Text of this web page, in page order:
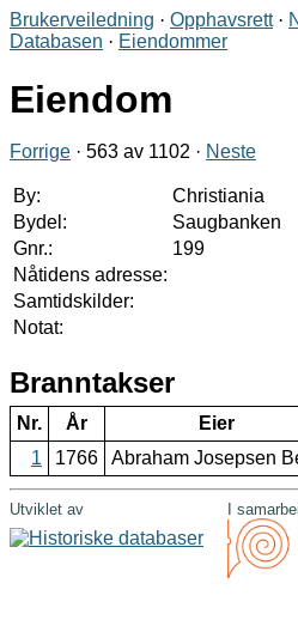
Brukerveiledning · Opphavsrett·
Databasen · Eiendommer
Eiendom
Forrige · 563 av 1102 · Neste
By:
Christiania
Bydel:
Saugbanken
Gnr.:
199
Nåtidens adresse:
Samtidskilder:
Notat:
Branntakser
Nr. År Eier
1
1766 Abraham Josepsen
Utviklet av I